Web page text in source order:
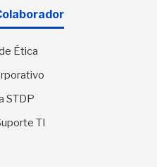
Ética
STDP
TI